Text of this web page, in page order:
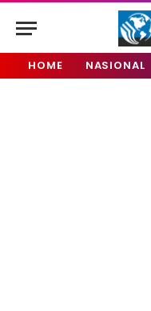
HOME NASIONAL